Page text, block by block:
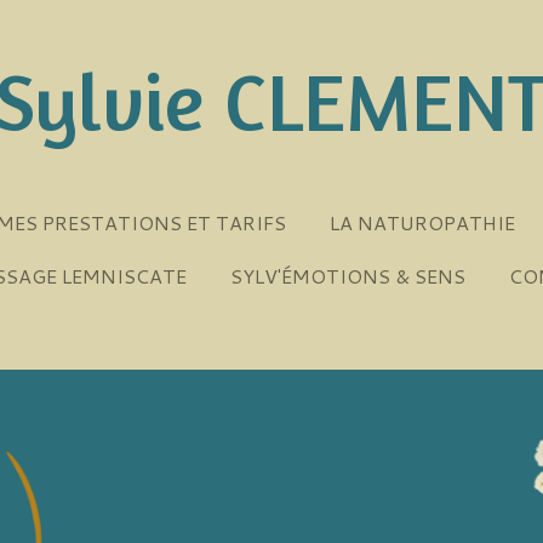
PRESTATIONS ET TARIFS
LA NATUROPATHIE
LEMNISCATE
SYLV'ÉMOTIONS & SENS